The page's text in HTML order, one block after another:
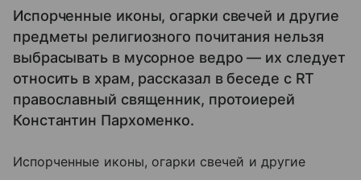
Испорченные иконы, огарки свечей и другие
предметы религиозного почитания нельзя
выбрасывать в мусорное ведро — их следует
относить в храм, рассказал в беседе с RT
православный священник, протоиерей
Константин Пархоменко.
Испорченные иконы, огарки свечей и другие